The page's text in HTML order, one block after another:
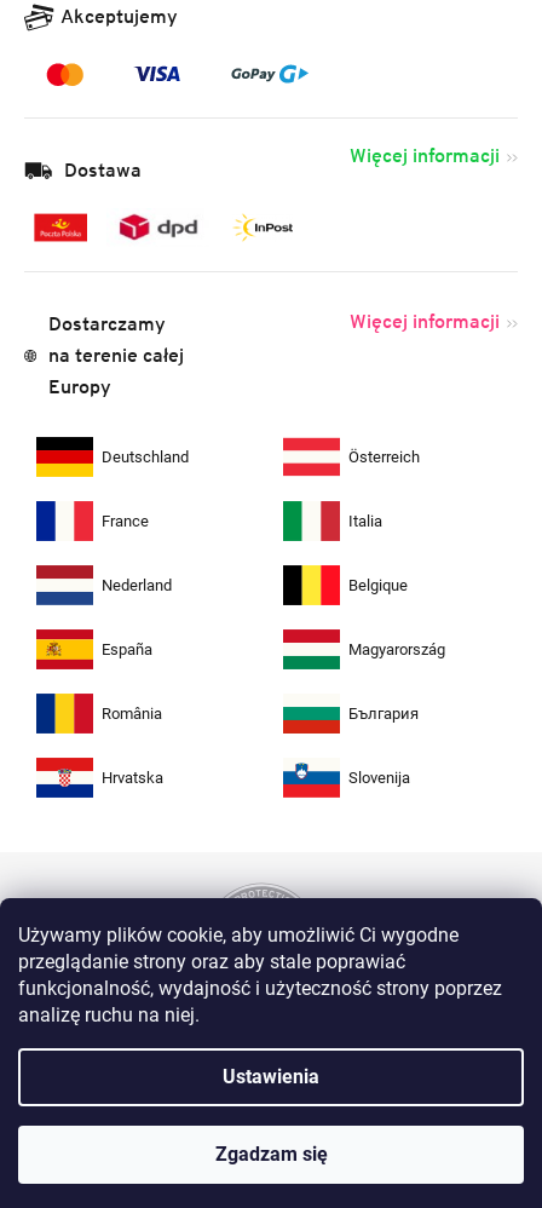
Używamy plików cookie, aby umożliwić Ci wygodne
przeglądanie strony oraz aby stale poprawiać
funkcjonalność, wydajność i użyteczność strony poprzez
analizę ruchu na niej.
Ustawienia
Zgadzam się
Akceptujemy
Dostawa
Więcej informacji
Dostarczamy
na terenie całej
Europy
Więcej informacji
Deutschland Österreich
France Italia
Nederland Belgique
España Magyarország
România България
Hrvatska Slovenija
całkowicie bezpieczne. Wszystkie informacje
Copyright 2020 - 2026 Zuty Malowanie po numerach. Wszystkie prawa